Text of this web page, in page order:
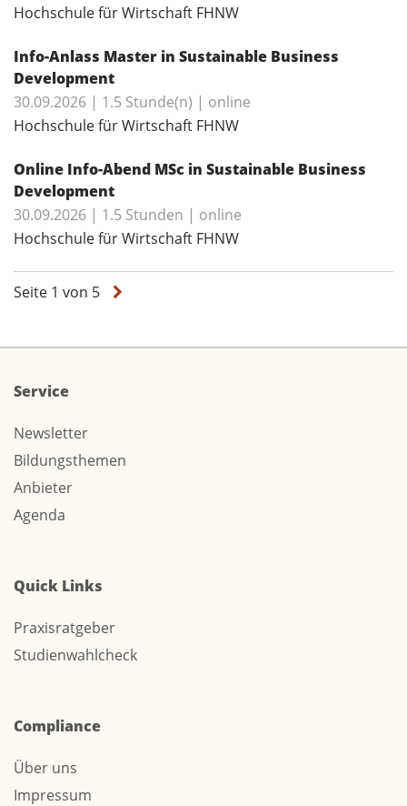
Hochschule für Wirtschaft FHNW
Info-Anlass Master in Sustainable Business
Development
30.09.2026 | 1.5 Stunde(n) | online
Hochschule für Wirtschaft FHNW
Online Info-Abend MSc in Sustainable Business
Development
30.09.2026 | 1.5 Stunden | online
Hochschule für Wirtschaft FHNW
Seite 1 von 5
Service
Newsletter
Bildungsthemen
Anbieter
Agenda
Quick Links
Praxisratgeber
Studienwahlcheck
Compliance
Über uns
Impressum